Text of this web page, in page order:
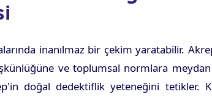
inanılmaz bir çekim yaratabilir.
ve toplumsal normlara
doğal dedektiflik yeteneğini tetikler.